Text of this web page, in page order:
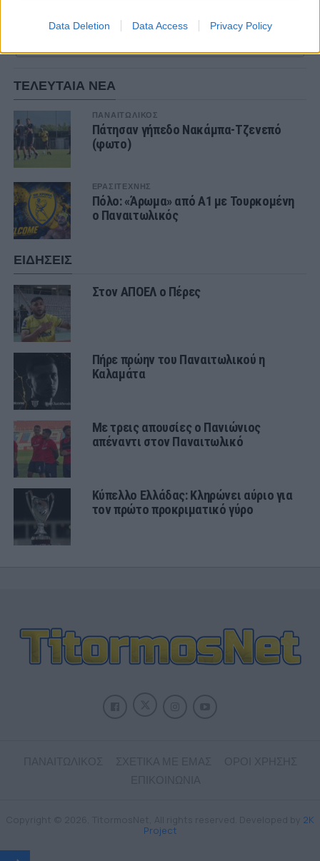
Data Deletion Data Access Privacy Policy
ΤΕΛΕΥΤΑΙΑ ΝΕΑ
ΠΑΝΑΙΤΩΛΙΚΟΣ
Πάτησαν γήπεδο Νακάμπα-Τζενεπό
(φωτο)
ΕΡΑΣΙΤΕΧΝΗΣ
Πόλο: «Άρωμα» από Α1 με Τουρκομένη
ο Παναιτωλικός
ΕΙΔΗΣΕΙΣ
Στον ΑΠΟΕΛ ο Πέρες
Πήρε πρώην του Παναιτωλικού η
Καλαμάτα
Με τρεις απουσίες ο Πανιώνιος
απέναντι στον Παναιτωλικό
Κύπελλο Ελλάδας: Κληρώνει αύριο για
τον πρώτο προκριματικό γύρο
2K
Project